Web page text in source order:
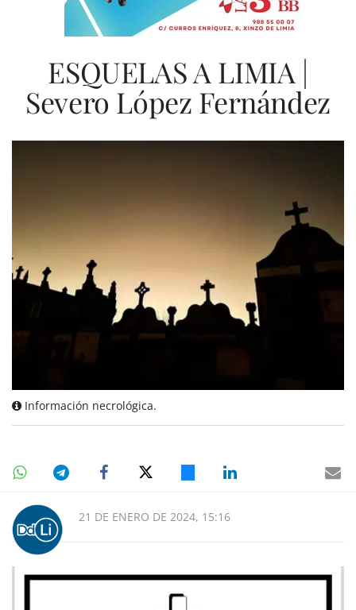
ESQUELAS A LIMIA |
Severo López Fernández
Información necrológica.
21 DE ENERO DE 2024, 15:16